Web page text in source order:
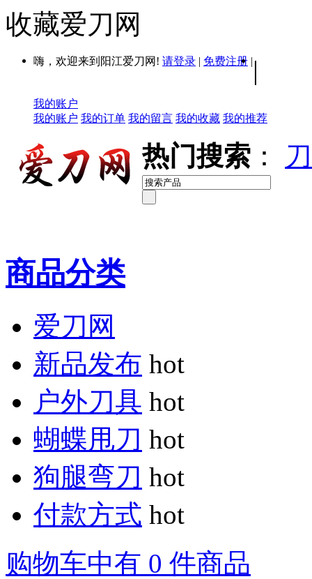
收藏爱刀网
嗨，欢迎来到阳江爱刀网! 请登录 | 免费注册 | |
我的账户
我的账户 我的订单 我的留言 我的收藏 我的推荐
热门搜索 ：
商品分类
爱刀网
新品发布 hot
户外刀具 hot
蝴蝶甩刀 hot
狗腿弯刀 hot
付款方式 hot
购物车中有 0 件商品